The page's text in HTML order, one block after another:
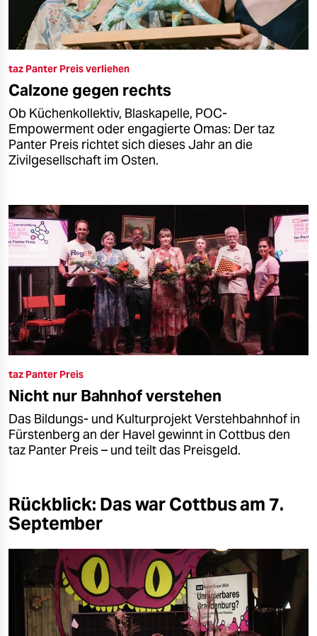
taz Panter Preis verliehen
Calzone gegen rechts
Ob Küchenkollektiv, Blaskapelle, POC-
Empowerment oder engagierte Omas: Der taz
Panter Preis richtet sich dieses Jahr an die
Zivilgesellschaft im Osten.
taz Panter Preis
Nicht nur Bahnhof verstehen
Das Bildungs- und Kulturprojekt Verstehbahnhof in
Fürstenberg an der Havel gewinnt in Cottbus den
taz Panter Preis – und teilt das Preisgeld.
Rückblick: Das war Cottbus am 7.
September